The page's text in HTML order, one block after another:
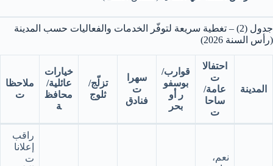
جدول (2) – تغطية سريعة لتوفّر الخدمات والفعاليات حسب المدينة
(رأس السنة 2026)
المدينة
احتفالا
ت
عامة/
ساحا
ت
قوارب/
بوسفو
ر أو
بحر
سهرا
ت
فنادق
تزلّج/
ثلوج
خيارات
عائلية/
محافظ
ة
ملاحظا
ت
نعم،
راقب
إعلانا
ت